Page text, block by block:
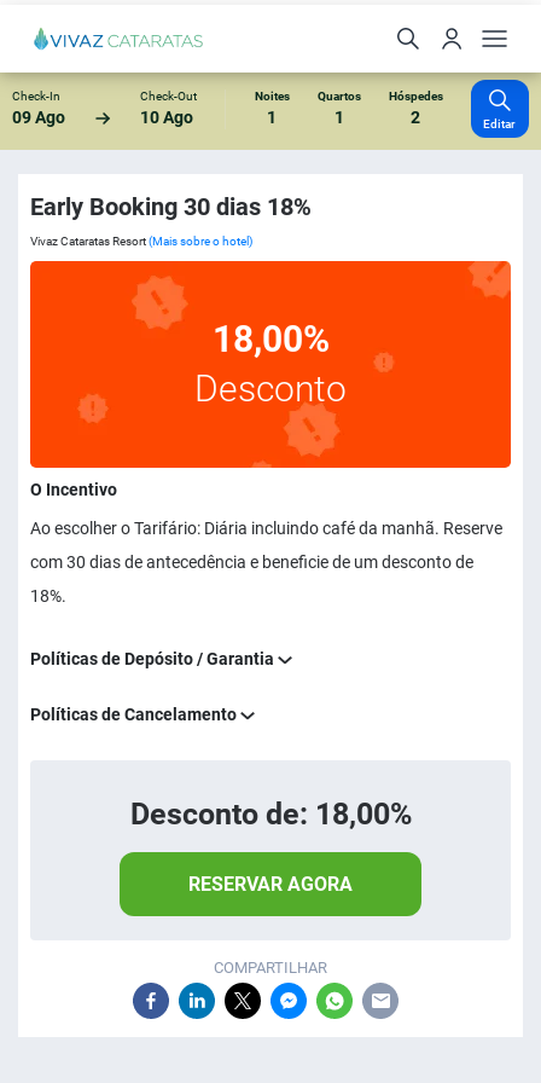
Check-In
09 Ago
Check-Out
10 Ago
Noites
1
Quartos
1
Hóspedes
2 Editar
Early Booking 30 dias 18%
Vivaz Cataratas Resort(Mais sobre o hotel)
18,00%
Desconto
O Incentivo
Ao escolher o Tarifário: Diária incluindo café da manhã. Reserve
com 30 dias de antecedência e beneficie de um desconto de
18%.
Políticas de Depósito / Garantia
Políticas de Cancelamento
Desconto de: 18,00%
RESERVAR AGORA
COMPARTILHAR